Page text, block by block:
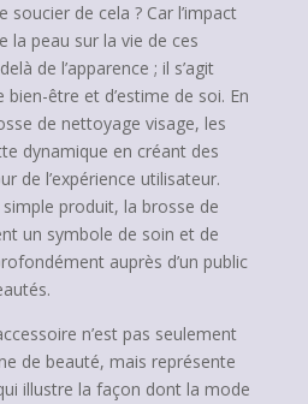
soucier de cela ? Car l’impact
la peau sur la vie de ces
de l’apparence ; il s’agit
bien-être et d’estime de soi. En
de nettoyage visage, les
dynamique en créant des
de l’expérience utilisateur.
simple produit, la brosse de
un symbole de soin et de
auprès d’un public
n’est pas seulement
de beauté, mais représente
illustre la façon dont la mode